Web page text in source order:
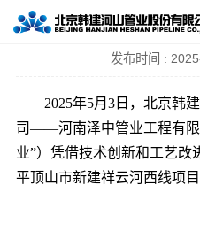
泽中管业技术创
发布时间 :
2025年5月 3日，北京韩
司——河南泽中管业工程有
业”） 凭借技术创新和工艺改
平顶山市新建祥云河西线项目